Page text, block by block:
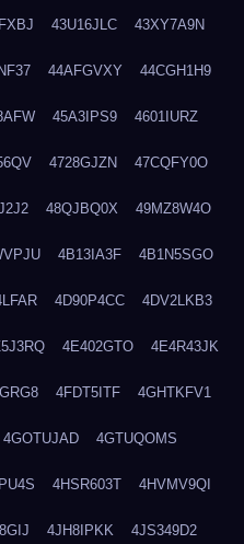
43U16JLC 43XY7A9N
44AFGVXY 44CGH1H9
45A3IPS9 4601IURZ
4728GJZN 47CQFY0O
48QJBQ0X 49MZ8W4O
4B13IA3F 4B1N5SGO
4D90P4CC 4DV2LKB3
4E402GTO 4E4R43JK
4FDT5ITF 4GHTKFV1
4GOTUJAD 4GTUQOMS
4HSR603T 4HVMV9QI
4JH8IPKK 4JS349D2